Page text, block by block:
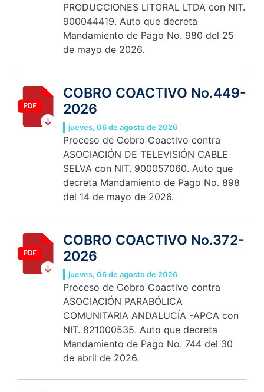
PRODUCCIONES LITORAL LTDA con NIT.
900044419. Auto que decreta
Mandamiento de Pago No. 980 del 25
de mayo de 2026.
COBRO COACTIVO No.449-
2026
jueves, 06 de agosto de 2026
Proceso de Cobro Coactivo contra
ASOCIACIÓN DE TELEVISIÓN CABLE
SELVA con NIT. 900057060. Auto que
decreta Mandamiento de Pago No. 898
del 14 de mayo de 2026.
COBRO COACTIVO No.372-
2026
jueves, 06 de agosto de 2026
Proceso de Cobro Coactivo contra
ASOCIACIÓN PARABÓLICA
COMUNITARIA ANDALUCÍA -APCA con
NIT. 821000535. Auto que decreta
Mandamiento de Pago No. 744 del 30
de abril de 2026.